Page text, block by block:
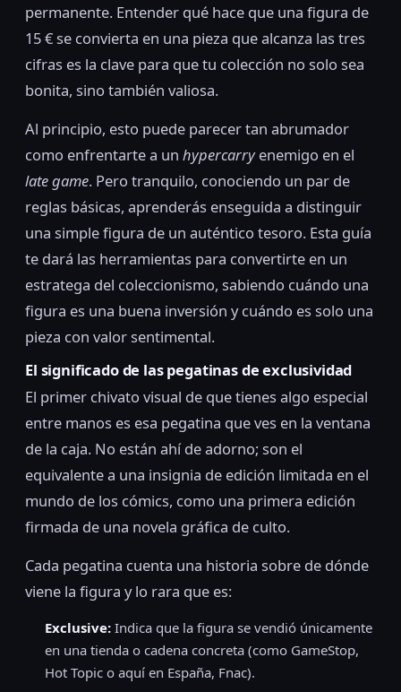
permanente. Entender qué hace que una figura de
15 € se convierta en una pieza que alcanza las tres
cifras es la clave para que tu colección no solo sea
bonita, sino también valiosa.
Al principio, esto puede parecer tan abrumador
como enfrentarte a un hypercarryenemigo en el
late game. Pero tranquilo, conociendo un par de
reglas básicas, aprenderás enseguida a distinguir
una simple figura de un auténtico tesoro. Esta guía
te dará las herramientas para convertirte en un
estratega del coleccionismo, sabiendo cuándo una
figura es una buena inversión y cuándo es solo una
pieza con valor sentimental.
El significado de las pegatinas de exclusividad
El primer chivato visual de que tienes algo especial
entre manos es esa pegatina que ves en la ventana
de la caja. No están ahí de adorno; son el
equivalente a una insignia de edición limitada en el
mundo de los cómics, como una primera edición
firmada de una novela gráfica de culto.
Cada pegatina cuenta una historia sobre de dónde
viene la figura y lo rara que es:
Exclusive: Indica que la figura se vendió únicamente
en una tienda o cadena concreta (como GameStop,
Hot Topic o aquí en España, Fnac).